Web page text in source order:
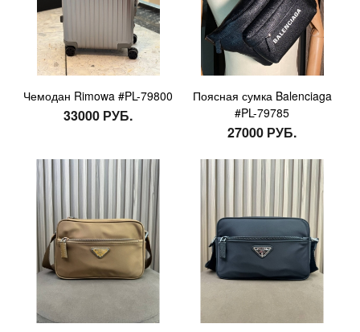
Чемодан Rimowa #PL-79800
33000 РУБ.
Поясная сумка Balenciaga
#PL-79785
27000 РУБ.